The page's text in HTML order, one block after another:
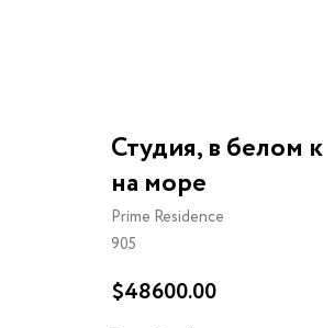
Студия, в белом
на море
Prime Residence
905
$48600.00